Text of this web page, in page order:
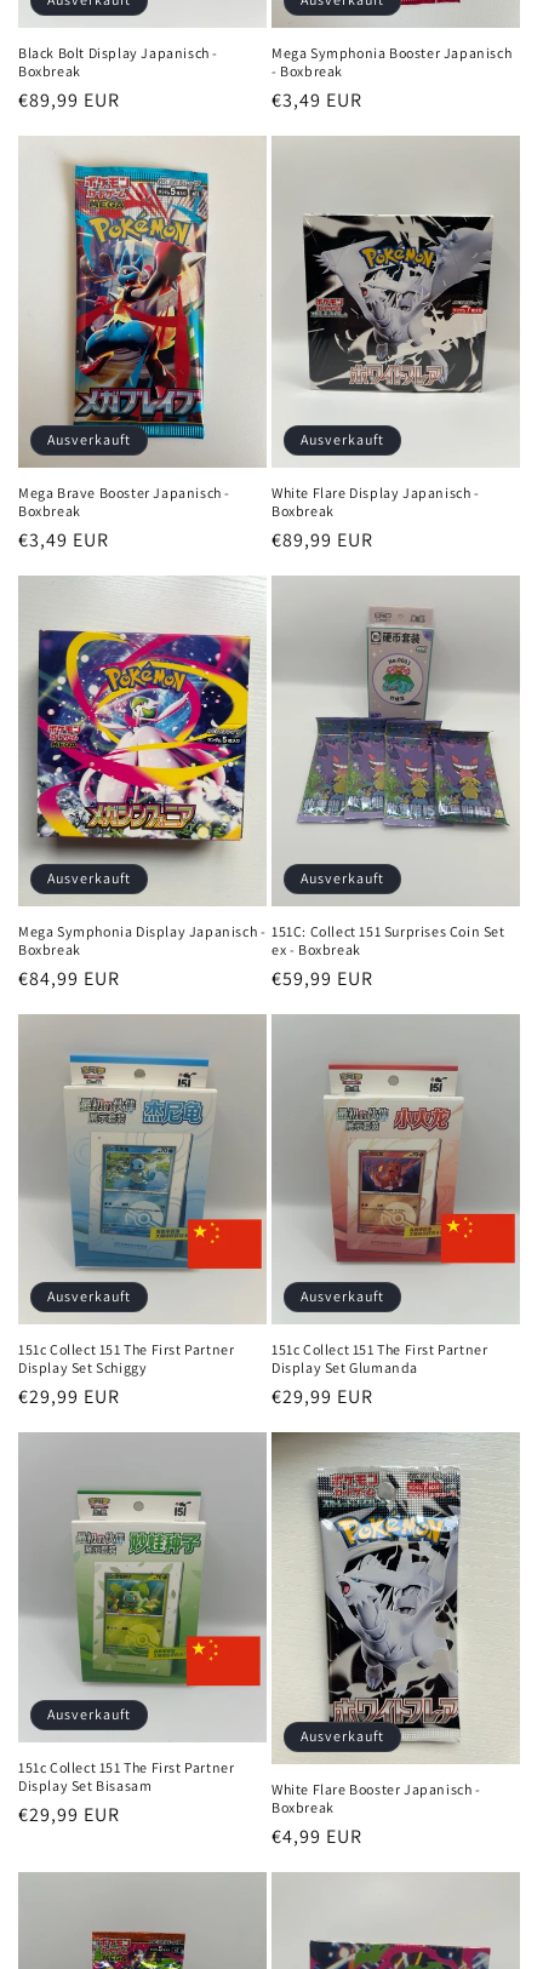
Black Bolt Display Japanisch -
Boxbreak
Normaler
Preis
€89,99 EUR
Mega Symphonia Booster Japanisch
- Boxbreak
Normaler
Preis
€3,49 EUR
Ausverkauft
Mega Brave Booster Japanisch -
Boxbreak
Normaler
€3,49 EUR
Ausverkauft
White Flare Display Japanisch -
Boxbreak
Normaler
€89,99 EUR
Ausverkauft
Mega Symphonia Display Japanisch -
Boxbreak
Normaler
€84,99 EUR
Ausverkauft
151C: Collect 151 Surprises Coin Set
ex - Boxbreak
Normaler
€59,99 EUR
Ausverkauft
151c Collect 151 The First Partner
Display Set Schiggy
Normaler
Preis
€29,99 EUR
Ausverkauft
151c Collect 151 The First Partner
Display Set Glumanda
Normaler
Preis
€29,99 EUR
Ausverkauft
151c Collect 151 The First Partner
Display Set Bisasam
Normaler
€29,99 EUR
Ausverkauft
White Flare Booster Japanisch -
Boxbreak
Normaler
€4,99 EUR